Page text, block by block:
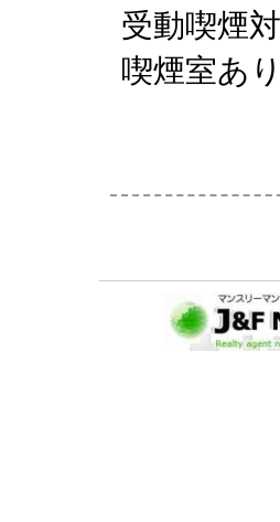
受動喫煙
喫煙室あり